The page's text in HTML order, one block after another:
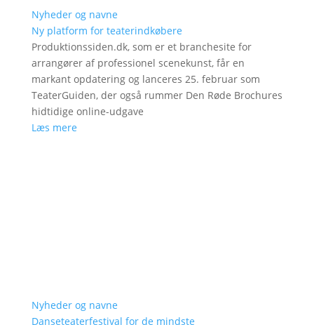
Nyheder og navne
Ny platform for teaterindkøbere
Produktionssiden.dk, som er et branchesite for
arrangører af professionel scenekunst, får en
markant opdatering og lanceres 25. februar som
TeaterGuiden, der også rummer Den Røde Brochures
hidtidige online-udgave
Læs mere
Nyheder og navne
Danseteaterfestival for de mindste